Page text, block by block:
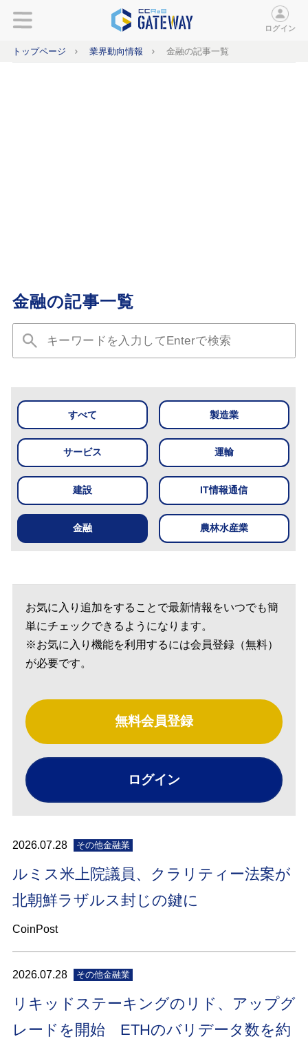
ログイン
トップページ 業界動向情報 金融の記事一覧
金融の記事一覧
すべて 製造業
サービス 運輸
建設 IT情報通信
金融 農林水産業
お気に入り追加をすることで最新情報をいつでも簡
単にチェックできるようになります。
※お気に入り機能を利用するには会員登録（無料）
が必要です。
無料会員登録
ログイン
2026.07.28 その他金融業
ルミス米上院議員、クラリティー法案が
北朝鮮ラザルス封じの鍵に
CoinPost
2026.07.28 その他金融業
リキッドステーキングのリド、アップグ
レードを開始 ETHのバリデータ数を約